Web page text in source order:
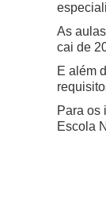
As
cai de
E além
Para os
Escola